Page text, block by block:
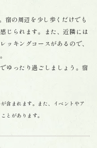
宿の周辺を少し歩くだけでも
じられます。また、近隣には
ッキングコースがあるので、
ゆったり過ごしましょう。宿
含まれます。また、イベントやア
とがあります。